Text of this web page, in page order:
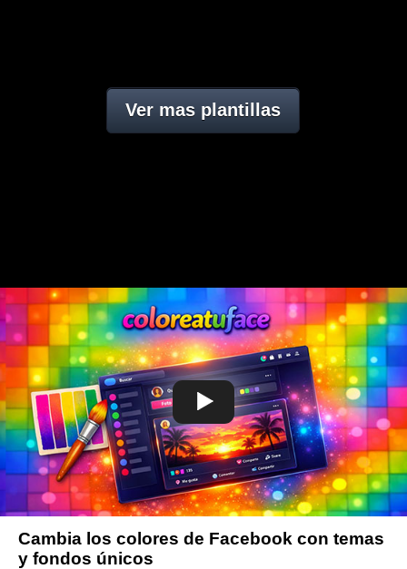
Ver mas plantillas
Cambia los colores de Facebook con temas
y fondos únicos